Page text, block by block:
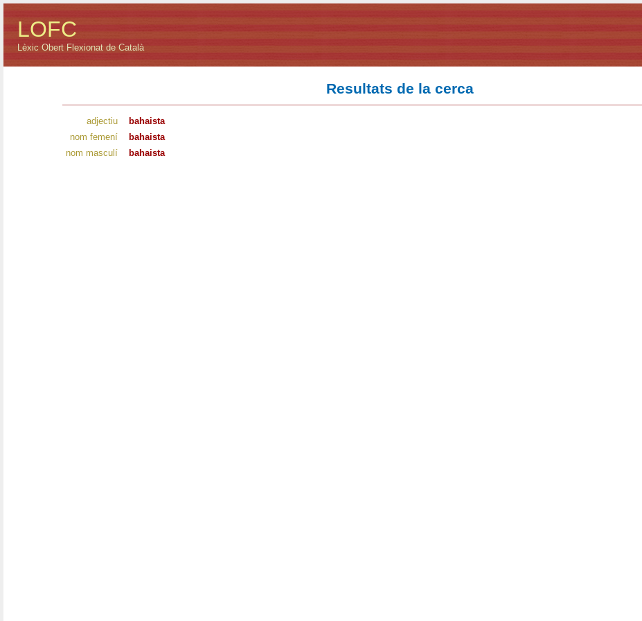
LOFC
Lèxic Obert Flexionat de Català
Resultats de la cerca
adjectiu
bahaista
nom femení
bahaista
nom masculí
bahaista